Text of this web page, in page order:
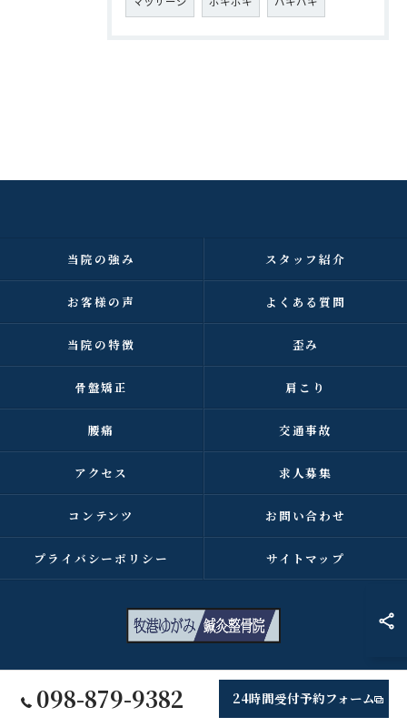
098-879-9382 24時間受付予約フォーム
当院の強み スタッフ紹介
お客様の声 よくある質問
当院の特徴 歪み
骨盤矯正 肩こり
腰痛 交通事故
アクセス 求人募集
コンテンツ お問い合わせ
プライバシーポリシー サイトマップ
© 2026 沖縄県浦添市の整骨院なら牧港ゆがみ鍼灸整骨院 ALL RIGHTS
RESERVED.